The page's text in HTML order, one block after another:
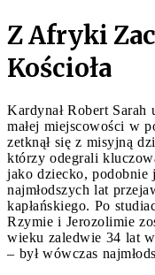
Z Afryki
Kościoła
Kardynał Robert
małej miejscowości w
zetknął się z misyjną
którzy odegrali
jako dziecko, podobnie
najmłodszych lat
kapłańskiego. Po
Rzymie i Jerozolimie
wieku zaledwie 34 lat
– był wówczas